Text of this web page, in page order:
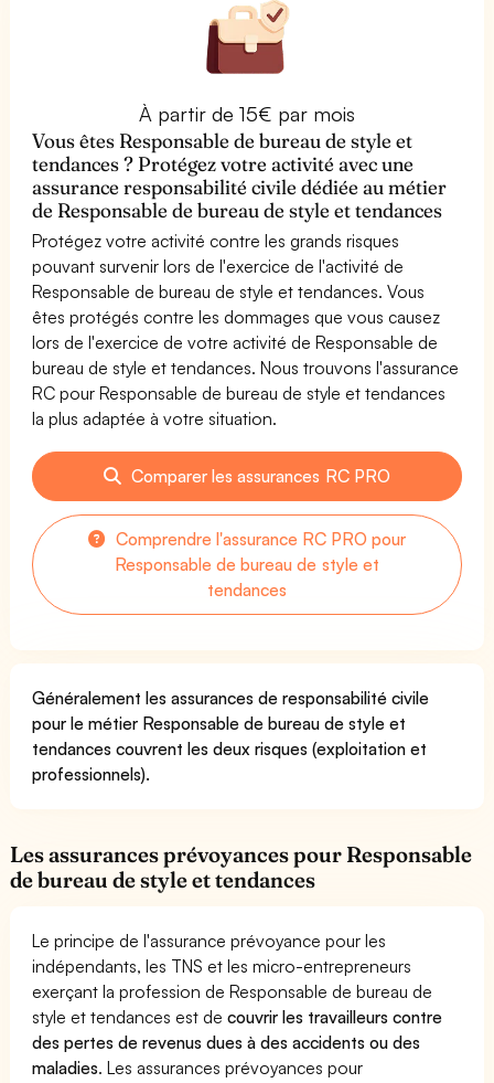
À partir de 15€ par mois
Vous êtes Responsable de bureau de style et
tendances ? Protégez votre activité avec une
assurance responsabilité civile dédiée au métier
de Responsable de bureau de style et tendances
Protégez votre activité contre les grands risques
pouvant survenir lors de l'exercice de l'activité de
Responsable de bureau de style et tendances. Vous
êtes protégés contre les dommages que vous causez
lors de l'exercice de votre activité de Responsable de
bureau de style et tendances. Nous trouvons l'assurance
RC pour Responsable de bureau de style et tendances
la plus adaptée à votre situation.
Comparer les assurances RC PRO
Comprendre l'assurance RC PRO pour
Responsable de bureau de style et
tendances
Généralement les assurances de responsabilité civile
pour le métier Responsable de bureau de style et
tendances couvrent les deux risques (exploitation et
professionnels).
Les assurances prévoyances pour Responsable
de bureau de style et tendances
Le principe de l'assurance prévoyance pour les
indépendants, les TNS et les micro-entrepreneurs
exerçant la profession de Responsable de bureau de
style et tendances est decouvrir les travailleurs contre
des pertes de revenus dues à des accidents ou des
maladies. Les assurances prévoyances pour